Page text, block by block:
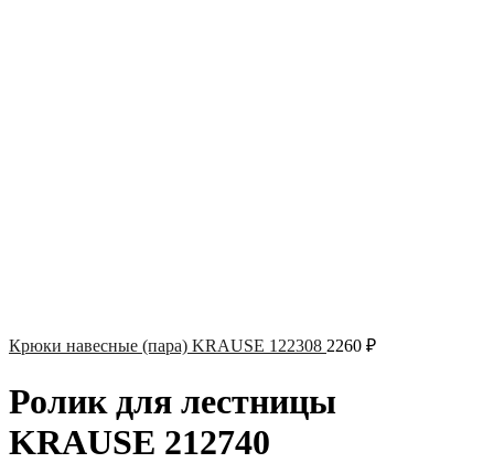
Крюки навесные (пара) KRAUSE 122308 2260 ₽
Ролик для лестницы
KRAUSE 212740